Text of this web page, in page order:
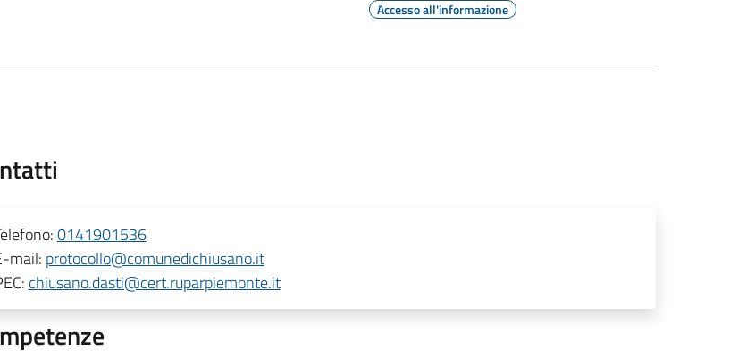
Accesso all'informazione
0141901536
mail: protocollo@comunedichiusano.it
chiusano.dasti@cert.ruparpiemonte.it